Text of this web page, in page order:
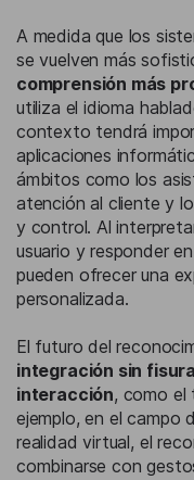
A medida que los
se vuelven más
comprensión más
utiliza el idioma
contexto tendrá
aplicaciones
ámbitos como los
atención al cliente y
y control. Al
usuario y responder
pueden ofrecer una
personalizada.
El futuro del
integración sin
interacción, como el
ejemplo, en el campo
realidad virtual, el
combinarse con